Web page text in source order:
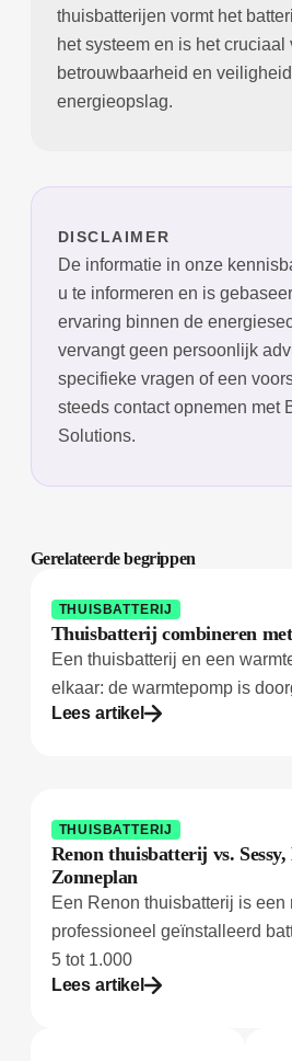
thuisbatterijen vormt het
het systeem en is het cruciaal
betrouwbaarheid en
energieopslag.
DISCLAIMER
De informatie in onze
u te informeren en is
ervaring binnen de
vervangt geen persoonlijk
specifieke vragen of een
steeds contact opnemen met
Solutions.
Gerelateerde begrippen
THUISBATTERIJ
Thuisbatterij combineren
Een thuisbatterij en een
elkaar: de warmtepomp is
Lees artikel
THUISBATTERIJ
Renon thuisbatterij vs.
Zonneplan
Een Renon thuisbatterij is een
professioneel geïnstalleerd
5 tot 1.000
Lees artikel